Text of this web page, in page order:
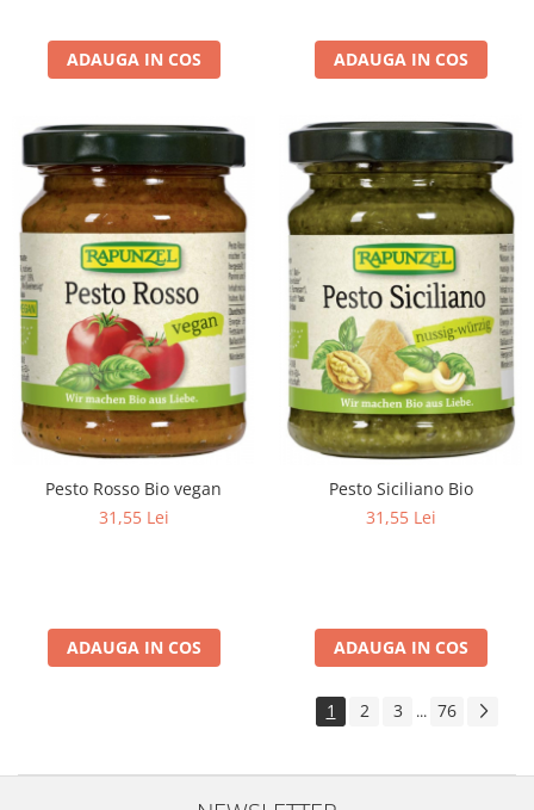
ADAUGA IN COS ADAUGA IN COS
Pesto Rosso Bio vegan
31,55 Lei
ADAUGA IN COS
Pesto Siciliano Bio
31,55 Lei
ADAUGA IN COS
1 2 3 ... 76